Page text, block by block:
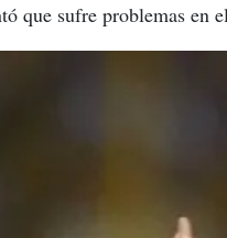
que sufre problemas en